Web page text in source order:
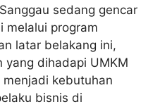
sedang gencar
melalui program
latar belakang ini,
yang dihadapi UMKM
kebutuhan
bisnis di